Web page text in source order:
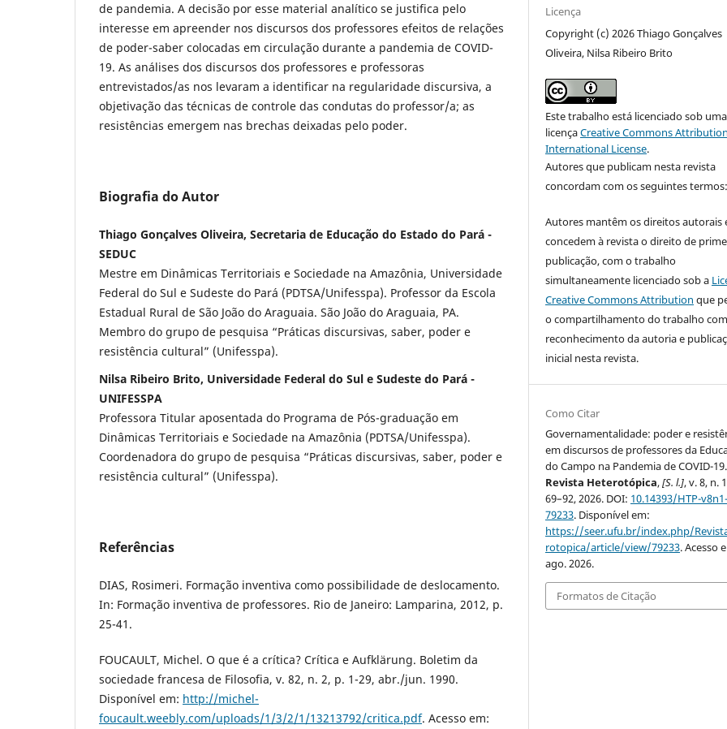
de pandemia. A decisão por esse material analítico se justifica pelo
interesse em apreender nos discursos dos professores efeitos de relações
de poder-saber colocadas em circulação durante a pandemia de COVID-
19. As análises dos discursos dos professores e professoras
entrevistados/as nos levaram a identificar na regularidade discursiva, a
objetivação das técnicas de controle das condutas do professor/a; as
resistências emergem nas brechas deixadas pelo poder.
Biografia do Autor
Thiago Gonçalves Oliveira, Secretaria de Educação do Estado do Pará -
SEDUC
Mestre em Dinâmicas Territoriais e Sociedade na Amazônia, Universidade
Federal do Sul e Sudeste do Pará (PDTSA/Unifesspa). Professor da Escola
Estadual Rural de São João do Araguaia. São João do Araguaia, PA.
Membro do grupo de pesquisa “Práticas discursivas, saber, poder e
resistência cultural” (Unifesspa).
Nilsa Ribeiro Brito, Universidade Federal do Sul e Sudeste do Pará -
UNIFESSPA
Professora Titular aposentada do Programa de Pós-graduação em
Dinâmicas Territoriais e Sociedade na Amazônia (PDTSA/Unifesspa).
Coordenadora do grupo de pesquisa “Práticas discursivas, saber, poder e
resistência cultural” (Unifesspa).
Referências
DIAS, Rosimeri. Formação inventiva como possibilidade de deslocamento.
In: Formação inventiva de professores. Rio de Janeiro: Lamparina, 2012, p.
25-41.
FOUCAULT, Michel. O que é a crítica? Crítica e Aufklärung. Boletim da
sociedade francesa de Filosofia, v. 82, n. 2, p. 1-29, abr./jun. 1990.
Disponível em: http://michel-
foucault.weebly.com/uploads/1/3/2/1/13213792/critica.pdf. Acesso em:
Licença
Copyright (c) 2026 Thiago Gonçalves
Oliveira, Nilsa Ribeiro Brito
Este trabalho está licenciado sob uma
licençaCreative Commons
International License.
Autores que publicam nesta revista
concordam com os seguintes
Autores mantêm os direitos autorais
concedem à revista o direito de
publicação, com o trabalho
simultaneamente licenciado sob a
Creative Commons Attribution que
o compartilhamento do trabalho
reconhecimento da autoria e
inicial nesta revista.
Como Citar
Governamentalidade: poder e
em discursos de professores da
do Campo na Pandemia de COVID-19.
Revista Heterotópica,[S. l.], v. 8, n.
69–92, 2026. DOI: 10.14393/HTP-
79233. Disponível em:
https://seer.ufu.br/index.php/
rotopica/article/view/79233. Acesso
ago. 2026.
Formatos de Citação